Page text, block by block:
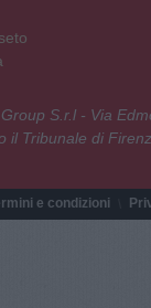
S.r.l - Via
Tribunale di
e condizioni